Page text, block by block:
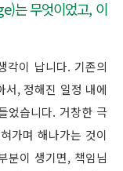
는 무엇이었고, 이
각이 납니다. 기존의
서, 정해진 일정 내에
었습니다. 거창한 극
가며 해나가는 것이
분이 생기면, 책임님